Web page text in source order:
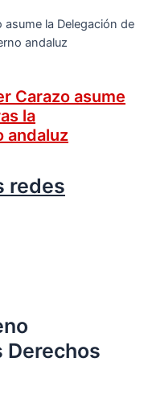
Carazo asume
la
andaluz
redes
Derechos